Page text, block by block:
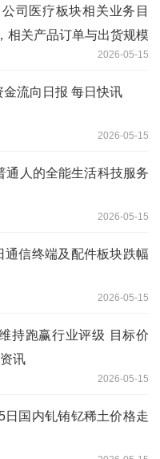
司医疗板块相关业务目
相关产品订单与出货规模
2026-05-15
流向日报 每日快讯
2026-05-15
通人的全能生活科技服务
2026-05-15
通信终端及配件板块跌幅
2026-05-15
持跑赢行业评级 目标价
讯
2026-05-15
日国内钆铕钇稀土价格走